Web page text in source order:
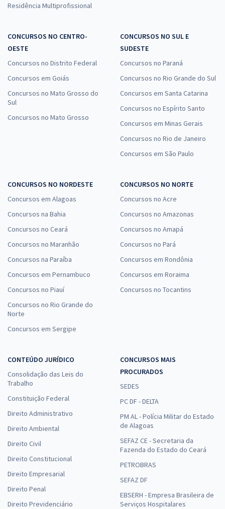
Residência Multiprofissional
CONCURSOS NO CENTRO-
OESTE
Concursos no Distrito Federal
Concursos em Goiás
Concursos no Mato Grosso do
Sul
Concursos no Mato Grosso
CONCURSOS NO SUL E
SUDESTE
Concursos no Paraná
Concursos no Rio Grande do Sul
Concursos em Santa Catarina
Concursos no Espírito Santo
Concursos em Minas Gerais
Concursos no Rio de Janeiro
Concursos em São Paulo
CONCURSOS NO NORDESTE
Concursos em Alagoas
Concursos na Bahia
Concursos no Ceará
Concursos no Maranhão
Concursos na Paraíba
Concursos em Pernambuco
Concursos no Piauí
Concursos no Rio Grande do
Norte
Concursos em Sergipe
CONCURSOS NO NORTE
Concursos no Acre
Concursos no Amazonas
Concursos no Amapá
Concursos no Pará
Concursos em Rondônia
Concursos em Roraima
Concursos no Tocantins
CONTEÚDO JURÍDICO
Consolidação das Leis do
Trabalho
Constituição Federal
Direito Administrativo
Direito Ambiental
Direito Civil
Direito Constitucional
Direito Empresarial
Direito Penal
Direito Previdenciário
CONCURSOS MAIS
PROCURADOS
SEDES
PC DF - DELTA
PM AL - Polícia Militar do Estado
de Alagoas
SEFAZ CE - Secretaria da
Fazenda do Estado do Ceará
PETROBRAS
SEFAZ DF
EBSERH - Empresa Brasileira de
Serviços Hospitalares